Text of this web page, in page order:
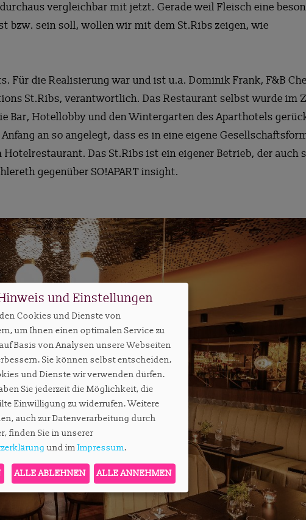
vergleichbar mit jetzt. Gerade weil Fleisch eine
bzw. sein soll, wollen wir mit dem St.Ribs zeigen, wie
Für die Realisierung war und ist u.a. Dominik Frank, F&B
St.Ribs, verantwortlich. Das Restaurant selbst wurde im
Bar, Hotellobby und den Wintergarten des Aparthotels
an so angelegt, dass es in eine eigene
Das St.Ribs ist ein eigener Betrieb, der auch
gegenüber SO!APART insight.
und Einstellungen
Cookies und Dienste von
um Ihnen einen optimalen Service zu
Basis von Analysen unsere Webseiten
Sie können selbst entscheiden,
und Dienste wir verwenden dürfen.
Sie jederzeit die Möglichkeit, die
Einwilligung zu widerrufen. Weitere
auch zur Datenverarbeitung durch
finden Sie in unserer
und im Impressum.
ALLE ABLEHNEN ALLE ANNEHMEN